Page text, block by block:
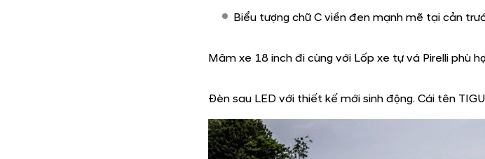
Ngoại thất bừng khí chất thời thượng.
Những đường nét thiết kế đổi mới của Tiguan cho
thân một cách thành công rực rỡ.